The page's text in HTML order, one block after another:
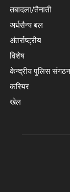
तबादला/तैनाती
अर्धसैन्य बल
अंतर्राष्ट्रीय
विशेष
केन्द्रीय पुलिस संगठन
करियर
खेल